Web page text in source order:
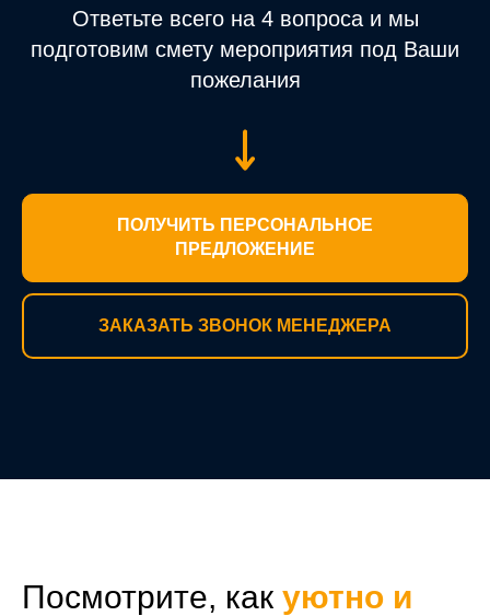
Ответьте всего на 4 вопроса и мы
подготовим смету мероприятия под Ваши
пожелания
ПОЛУЧИТЬ ПЕРСОНАЛЬНОЕ
ПРЕДЛОЖЕНИЕ
ЗАКАЗАТЬ ЗВОНОК МЕНЕДЖЕРА
Посмотрите, как уютно и